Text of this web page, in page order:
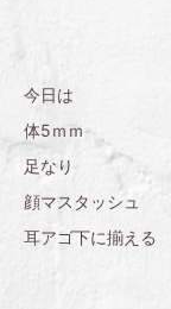
今日は
体5ｍｍ
足なり
顔マスタッシュ
耳アゴ下に揃える